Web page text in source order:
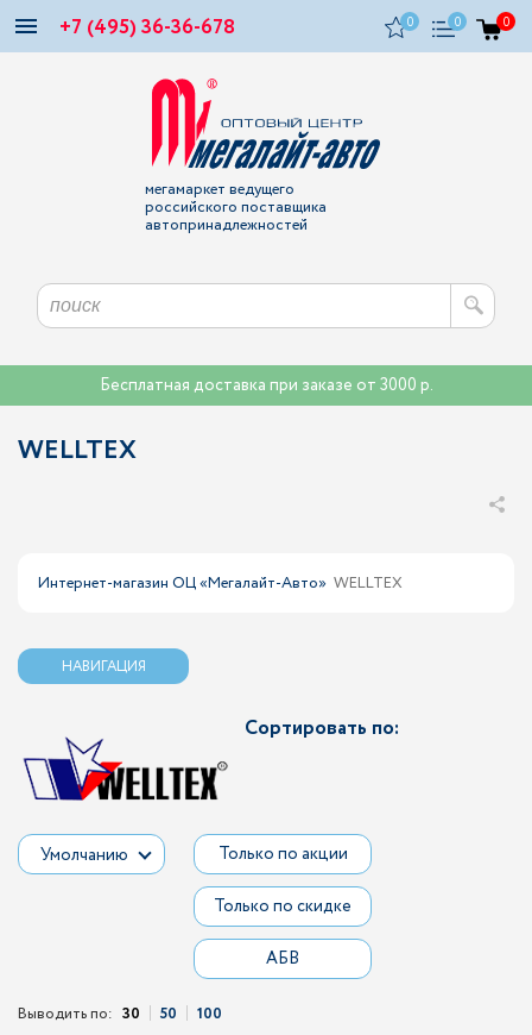
+7 (495) 36-36-678 0 0 0
мегамаркет ведущего
российского поставщика
автопринадлежностей
Бесплатная доставка при заказе от 3000 р.
WELLTEX
Интернет-магазин ОЦ «Мегалайт-Авто» WELLTEX
НАВИГАЦИЯ
Сортировать по:
Умолчанию Только по акции
Только по скидке
АБВ
Выводить по: 30 50
100